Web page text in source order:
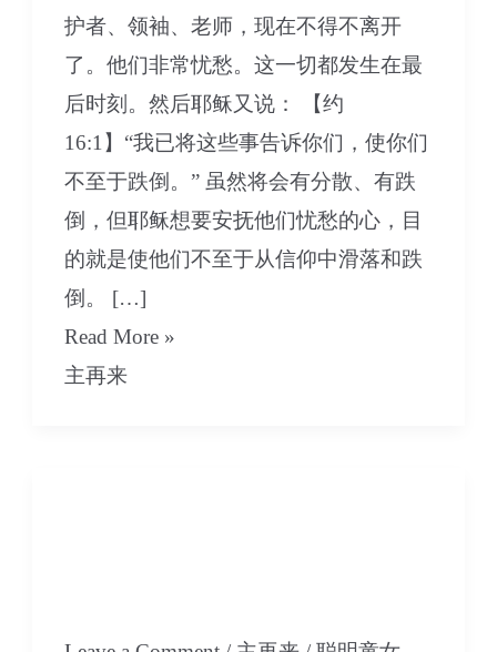
护者、领袖、老师，现在不得不离开
了。他们非常忧愁。这一切都发生在最
后时刻。然后耶稣又说： 【约
16:1】“我已将这些事告诉你们，使你们
不至于跌倒。” 虽然将会有分散、有跌
倒，但耶稣想要安抚他们忧愁的心，目
的就是使他们不至于从信仰中滑落和跌
倒。 […]
11
每
的
Read More »
主再来